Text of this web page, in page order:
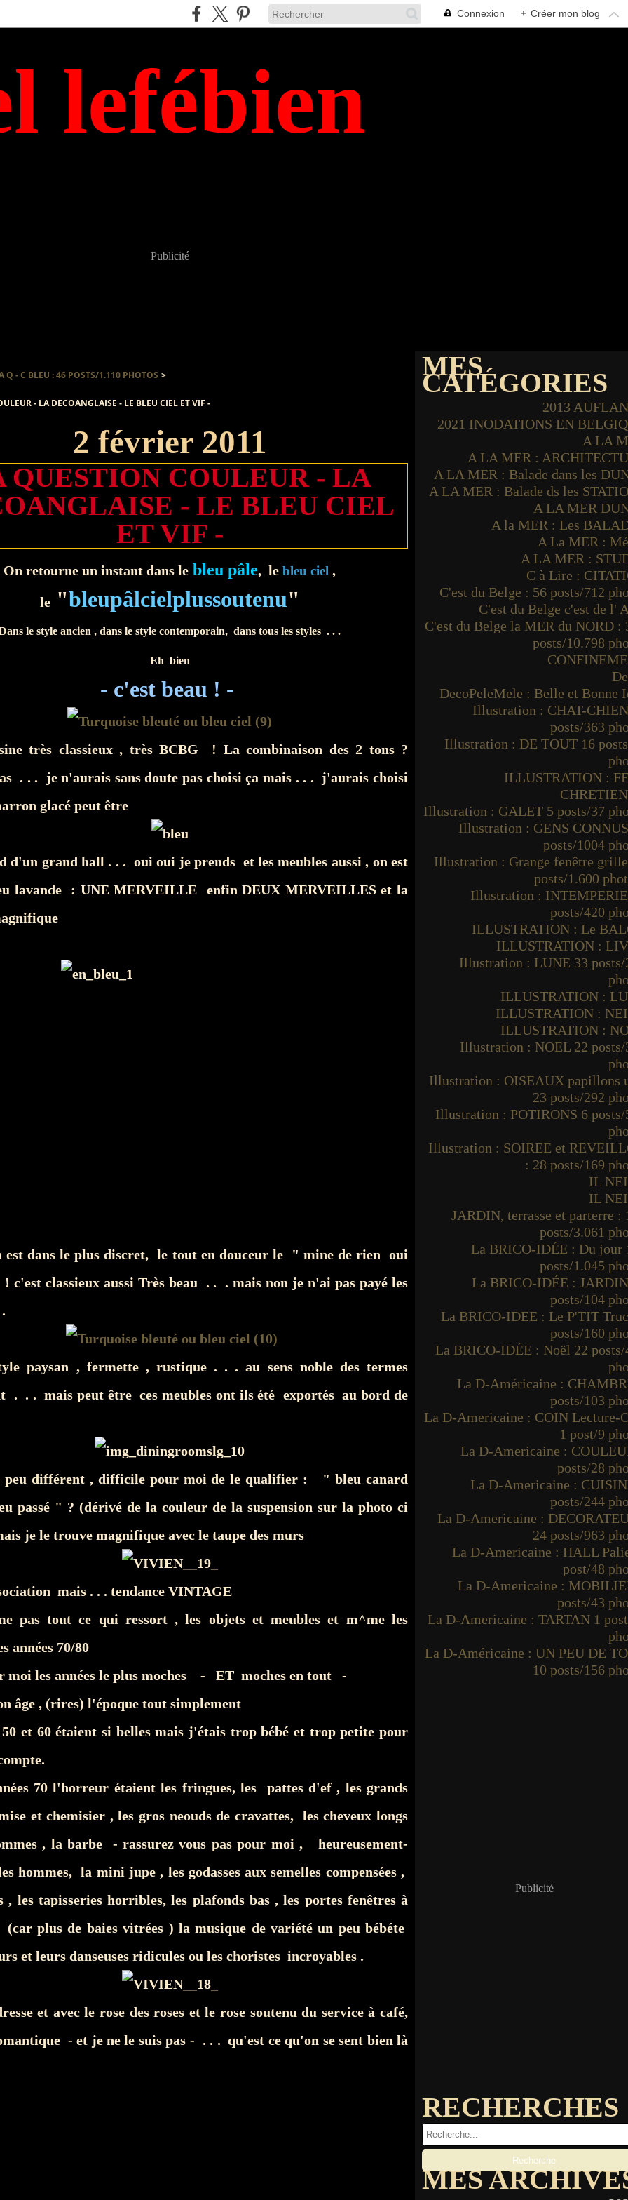
Connexion + Créer mon blog
lefébien
Publicité
Q - C BLEU : 46 POSTS/1.110 PHOTOS >
- LA DECOANGLAISE - LE BLEU CIEL ET VIF -
2 février 2011
QUESTION COULEUR - LA
- LE BLEU CIEL
ET VIF -
On retourne un instant dans le bleu pâle, le bleu ciel ,
le"bleupâlcielplussoutenu"
le style ancien , dans le style contemporain, dans tous les styles . . .
Eh bien
- c'est beau ! -
très classieux , très BCBG ! La combinaison des 2 tons ?
. . . je n'aurais sans doute pas choisi ça mais . . . j'aurais choisi
glacé peut être
d'un grand hall . . . oui oui je prends et les meubles aussi , on est
lavande : UNE MERVEILLE enfin DEUX MERVEILLES et la
est dans le plus discret, le tout en douceur le " mine de rien oui
c'est classieux aussi Très beau . . . mais non je n'ai pas payé les
paysan , fermette , rustique . . . au sens noble des termes
. . . mais peut être ces meubles ont ils été exportés au bord de
peu différent , difficile pour moi de le qualifier : " bleu canard
passé " ? (dérivé de la couleur de la suspension sur la photo ci
je le trouve magnifique avec le taupe des murs
mais . . . tendance VINTAGE
pas tout ce qui ressort , les objets et meubles et m^me les
années 70/80
moi les années le plus moches - ET moches en tout -
âge , (rires) l'époque tout simplement
50 et 60 étaient si belles mais j'étais trop bébé et trop petite pour
70 l'horreur étaient les fringues, les pattes d'ef , les grands
et chemisier , les gros neouds de cravattes, les cheveux longs
, la barbe - rassurez vous pas pour moi , heureusement-
hommes, la mini jupe , les godasses aux semelles compensées ,
, les tapisseries horribles, les plafonds bas , les portes fenêtres à
plus de baies vitrées ) la musique de variété un peu bébéte
et leurs danseuses ridicules ou les choristes incroyables .
et avec le rose des roses et le rose soutenu du service à café,
- et je ne le suis pas - . . . qu'est ce qu'on se sent bien là
MES
CATÉGORIES
2013
2021 INODATIONS EN
A LA
A LA MER :
A LA MER : Balade dans les
A LA MER : Balade ds les
A LA MER
A la MER : Les
A La MER :
A LA MER :
C à Lire :
C'est du Belge : 56 posts/712
C'est du Belge c'est de l'
C'est du Belge la MER du NORD :
posts/10.798
DecoPeleMele : Belle et Bonne
Illustration : CHAT-
posts/363
Illustration : DE TOUT 16
ILLUSTRATION :
Illustration : GALET 5 posts/37
Illustration : GENS
posts/1004
Illustration : Grange fenêtre
posts/1.600
Illustration :
posts/420
ILLUSTRATION : Le
ILLUSTRATION :
Illustration : LUNE 33 posts/
ILLUSTRATION :
ILLUSTRATION :
ILLUSTRATION :
Illustration : NOEL 22 posts/
Illustration : OISEAUX papillons
23 posts/292
Illustration : POTIRONS 6 posts/
Illustration : SOIREE et
: 28 posts/169
IL
IL
JARDIN, terrasse et parterre :
posts/3.061
La BRICO-IDÉE : Du jour
posts/1.045
La BRICO-IDÉE :
posts/104
La BRICO-IDEE : Le P'TIT
posts/160
La BRICO-IDÉE : Noël 22 posts/
La D-Américaine :
posts/103
La D-Americaine : COIN Lecture-
1 post/9
La D-Americaine :
posts/28
La D-Americaine :
posts/244
La D-Americaine :
24 posts/963
La D-Americaine : HALL
post/48
La D-Americaine :
posts/43
La D-Americaine : TARTAN 1
La D-Américaine : UN PEU DE
10 posts/156
Publicité
RECHERCHES
MES